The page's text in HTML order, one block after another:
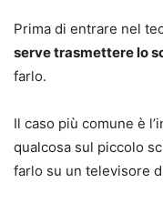
Prima di entrare nel
serve trasmettere lo
farlo.
Il caso più comune è
qualcosa sul piccolo
farlo su un televisore